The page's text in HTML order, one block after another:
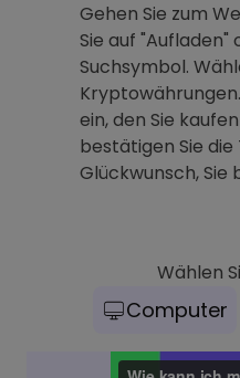
Gehen Sie zum
Sie auf "Aufladen"
Suchsymbol.
ein, den Sie
bestätigen Sie
Glückwunsch, Sie
Wählen
Computer